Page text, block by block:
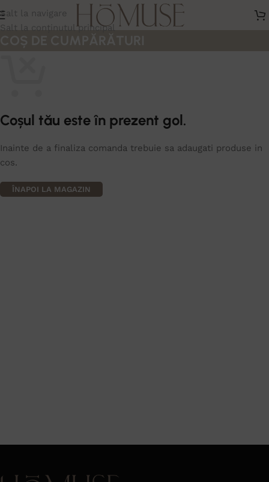
Salt la navigare
Salt la conținutul principal
Coșul tău este în prezent gol.
Inainte de a finaliza comanda trebuie sa adaugati produse in
cos.
ÎNAPOI LA MAGAZIN